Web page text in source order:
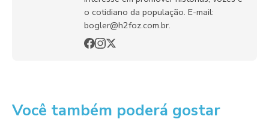
o cotidiano da população. E-mail:
bogler@h2foz.com.br.
Você também poderá gostar